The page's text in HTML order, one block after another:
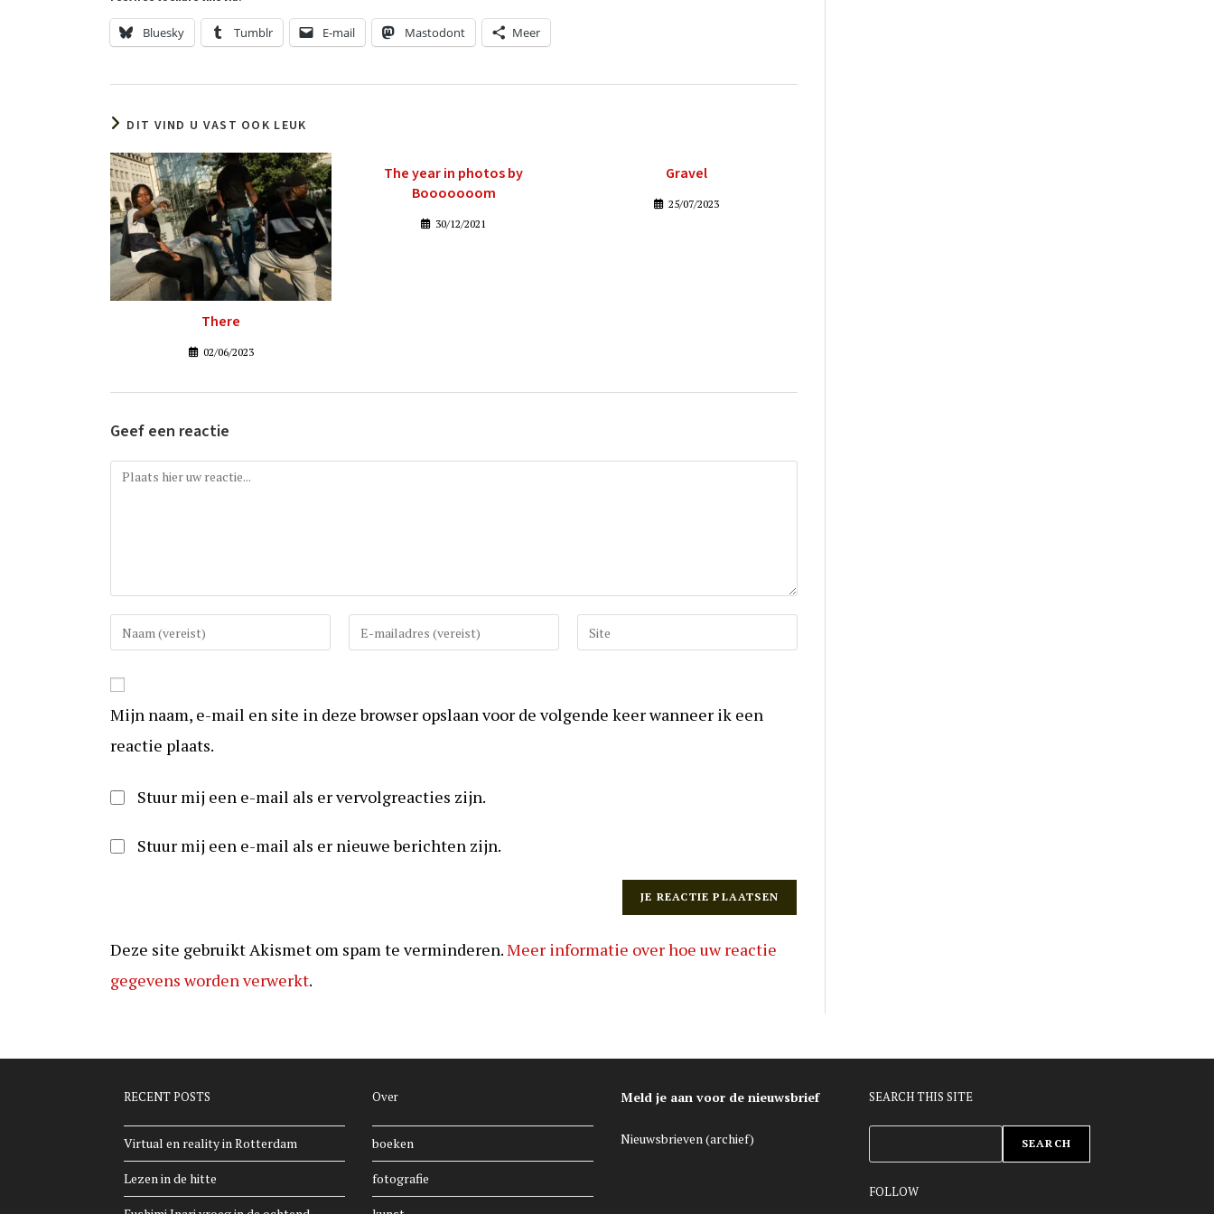
Bluesky Tumblr E-mail Mastodont Meer
DIT VIND U VAST OOK LEUK
There
02/06/2023
The year in photos by
Booooooom
30/12/2021
Gravel
25/07/2023
Geef een reactie
Reactie
Vul
uw
in
om
te
Vul
uw
in
kunnen
reageren
Vul
uw
in
Mijn naam, e-mail en site in deze browser opslaan voor de volgende keer wanneer ik een
reactie plaats.
Stuur mij een e-mail als er vervolgreacties zijn.
Stuur mij een e-mail als er nieuwe berichten zijn.
Deze site gebruikt Akismet om spam te verminderen.Meer informatie over hoe uw reactie
gegevens worden verwerkt.
RECENT POSTS
Virtual en reality in Rotterdam
Lezen in de hitte
Over
boeken
fotografie
Meld je aan voor de nieuwsbrief
Nieuwsbrieven (archief)
SEARCH THIS SITE
SEARCH
FOLLOW